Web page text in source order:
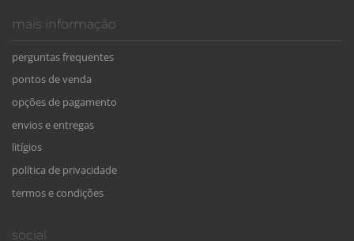
mais informação
perguntas frequentes
pontos de venda
opções de pagamento
envios e entregas
litígios
política de privacidade
termos e condições
social